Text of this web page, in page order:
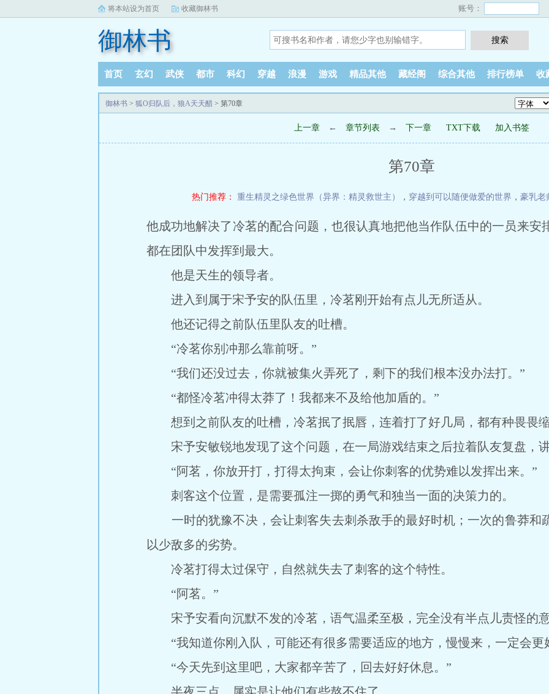
将本站设为首页 收藏御林书 账号：
御林书
首页 玄幻 武侠 都市 科幻 穿越 浪漫 游戏 精品其他 藏经阁 综合其他 排行榜单 收
御林书 > 狐O归队后，狼A天天醋 > 第70章
上一章 ← 章节列表 → 下一章 TXT下载 加入书签
第70章
热门推荐： 重生精灵之绿色世界（异界：精灵救世主） ， 穿越到可以随便做爱的世界 ， 豪乳老
他成功地解决了冷茗的配合问题，也很认真地把他当作队伍中的一员来安
都在团队中发挥到最大。
他是天生的领导者。
进入到属于宋予安的队伍里，冷茗刚开始有点儿无所适从。
他还记得之前队伍里队友的吐槽。
“冷茗你别冲那么靠前呀。”
“我们还没过去，你就被集火弄死了，剩下的我们根本没办法打。”
“都怪冷茗冲得太莽了！我都来不及给他加盾的。”
想到之前队友的吐槽，冷茗抿了抿唇，连着打了好几局，都有种畏畏缩
宋予安敏锐地发现了这个问题，在一局游戏结束之后拉着队友复盘，讲
“阿茗，你放开打，打得太拘束，会让你刺客的优势难以发挥出来。”
刺客这个位置，是需要孤注一掷的勇气和独当一面的决策力的。
一时的犹豫不决，会让刺客失去刺杀敌手的最好时机；一次的鲁莽和
以少敌多的劣势。
冷茗打得太过保守，自然就失去了刺客的这个特性。
“阿茗。”
宋予安看向沉默不发的冷茗，语气温柔至极，完全没有半点儿责怪的意
“我知道你刚入队，可能还有很多需要适应的地方，慢慢来，一定会更
“今天先到这里吧，大家都辛苦了，回去好好休息。”